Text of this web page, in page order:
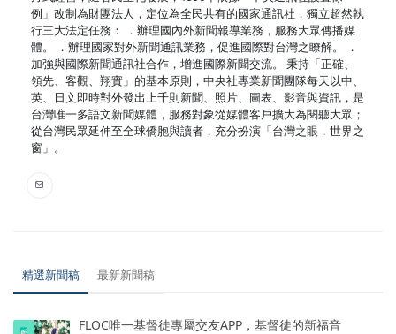
例」改制為財團法人，定位為全民共有的國家通訊社，獨立超然執
行三大法定任務： ．辦理國內外新聞報導業務，服務大眾傳播媒
體。 ．辦理國家對外新聞通訊業務，促進國際對台灣之瞭解。 ．
加強與國際新聞通訊社合作，增進國際新聞交流。 秉持「正確、
領先、客觀、翔實」的基本原則，中央社專業新聞團隊每天以中、
英、日文即時對外發出上千則新聞、照片、圖表、影音與資訊，是
台灣唯一多語文新聞媒體，服務對象從媒體客戶擴大為閱聽大眾；
從台灣民眾延伸至全球僑胞與讀者，充分扮演「台灣之眼，世界之
窗」。
精選新聞稿 最新新聞稿
FLOC唯一基督徒專屬交友APP，基督徒的新福音